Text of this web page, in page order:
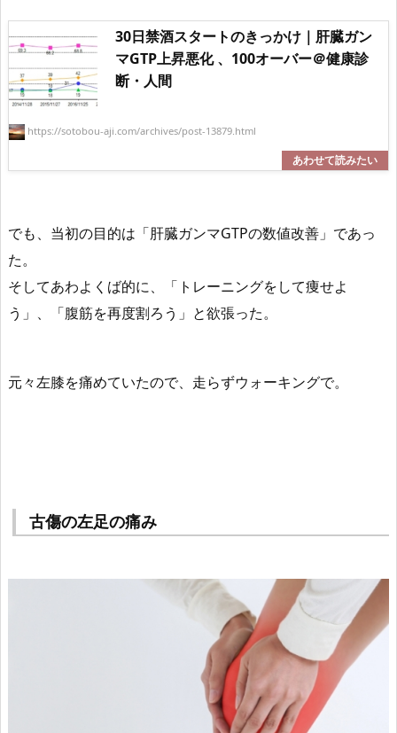
30日禁酒スタートのきっかけ｜肝臓ガン
マGTP上昇悪化 、100オーバー＠健康診
断・人間
https://sotobou-aji.com/archives/post-13879.html
でも、当初の目的は「肝臓ガンマGTPの数値改善」であっ
た。
そしてあわよくば的に、「トレーニングをして痩せよ
う」、「腹筋を再度割ろう」と欲張った。
元々左膝を痛めていたので、走らずウォーキングで。
古傷の左足の痛み